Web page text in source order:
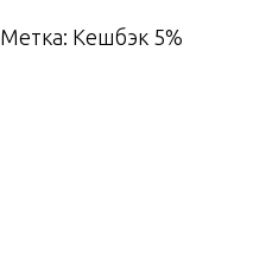
Метка: Кешбэк 5%